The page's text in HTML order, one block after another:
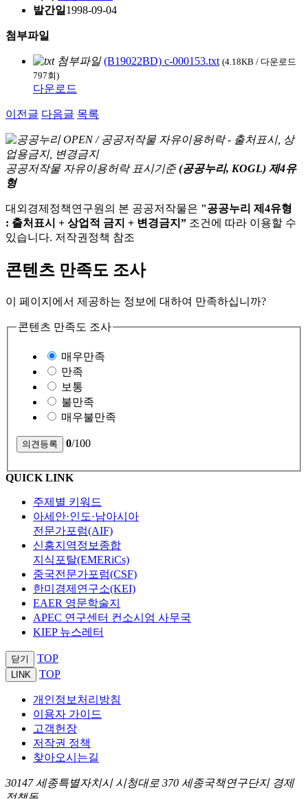
발간일 1998-09-04
첨부파일
(B19022BD) c-000153.txt (4.18KB / 다운로드
797회)
다운로드
이전글 다음글 목록
공공저작물 자유이용허락 표시기준 (공공누리, KOGL) 제4유
형
대외경제정책연구원의 본 공공저작물은 "공공누리 제4유형
: 출처표시 + 상업적 금지 + 변경금지” 조건에 따라 이용할 수
있습니다. 저작권정책 참조
콘텐츠 만족도 조사
이 페이지에서 제공하는 정보에 대하여 만족하십니까?
콘텐츠 만족도 조사
매우만족
만족
보통
불만족
매우불만족
0/100
QUICK LINK
주제별 키워드
아세안·인도·남아시아
전문가포럼(AIF)
신흥지역정보종합
지식포탈(EMERiCs)
중국전문가포럼(CSF)
한미경제연구소(KEI)
EAER 영문학술지
APEC 연구센터 컨소시엄 사무국
KIEP 뉴스레터
닫기 TOP
LINK TOP
개인정보처리방침
이용자 가이드
고객헌장
저작권 정책
찾아오시는길
30147 세종특별자치시 시청대로 370 세종국책연구단지 경제